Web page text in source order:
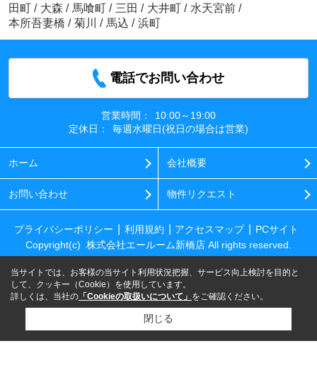
田町 / 大森 / 馬喰町 / 三田 / 大井町 / 水天宮前 /
本所吾妻橋 / 菊川 / 馬込 / 浜町
電話でお問い合わせ
営業時間：
10:00～19:00
定休日：
毎週水曜日(祝日の場合は営業)
ホーム 会社概要
お問い合わせ 物件リクエスト
プライバシーポリシー 利用規約 アクセスマップ
PCサイト
Copyright(c) 株式会社エールーム新橋店 All rights reserved.
当サイトでは、お客様の当サイト利用状況把握、サービス向上検討を目的と
して、クッキー（Cookie）を使用しています。
詳しくは、当社の 「Cookieの取扱いについて」 をご確認ください。
閉じる